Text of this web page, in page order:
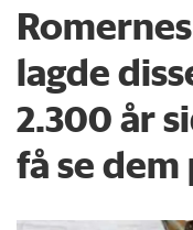
lagde
2.300 år
få se dem